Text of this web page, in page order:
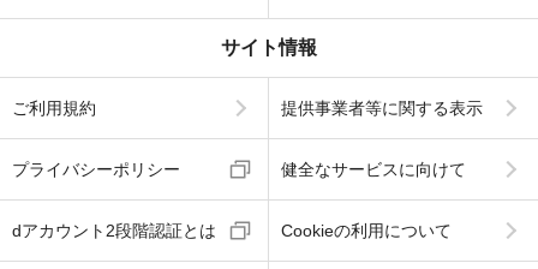
サイト情報
ご利用規約 提供事業者等に関する表示
プライバシーポリシー 健全なサービスに向けて
dアカウント2段階認証とは Cookieの利用について